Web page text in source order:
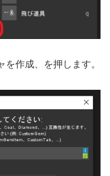
作成、を押します。